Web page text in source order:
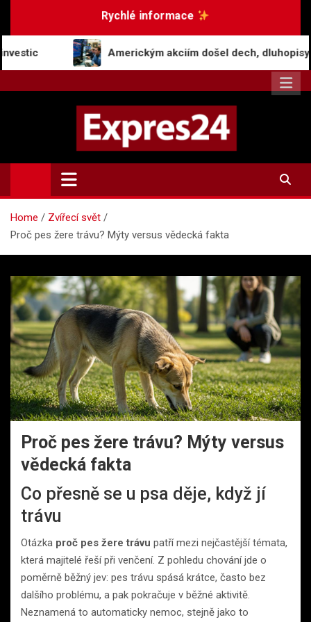
Rychlé informace
Americkým akciím došel dech, dluhopisy zaznamenaly
Expres24.cz
Rychlé zprávy po celý den
Home
Zvířecí svět
Proč pes žere trávu? Mýty versus vědecká fakta
Proč pes žere trávu? Mýty versus
vědecká fakta
Co přesně se u psa děje, když jí
trávu
Otázka proč pes žere trávu patří mezi nejčastější témata,
která majitelé řeší při venčení. Z pohledu chování jde o
poměrně běžný jev: pes trávu spásá krátce, často bez
dalšího problému, a pak pokračuje v běžné aktivitě.
Neznamená to automaticky nemoc, stejně jako to